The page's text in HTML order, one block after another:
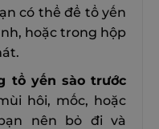
có thể để tổ yến
hoặc trong hộp
tổ yến sào trước
hôi, mốc, hoặc
nên bỏ đi và